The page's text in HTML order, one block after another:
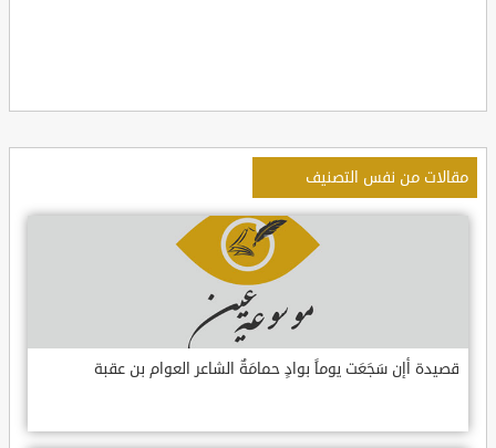
مقالات من نفس التصنيف
قصيدة أإن سَجَعَت يوماً بوادٍ حمامَةٌ الشاعر العوام بن عقبة